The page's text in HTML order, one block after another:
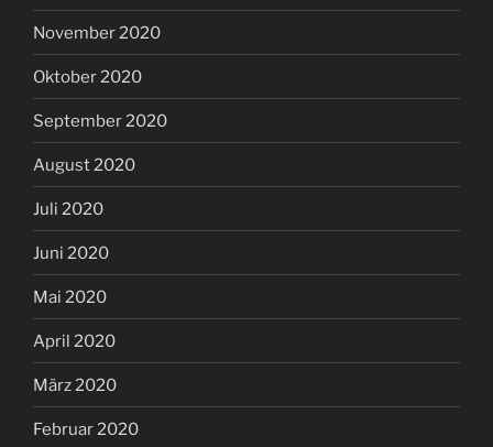
November 2020
Oktober 2020
September 2020
August 2020
Juli 2020
Juni 2020
Mai 2020
April 2020
März 2020
Februar 2020